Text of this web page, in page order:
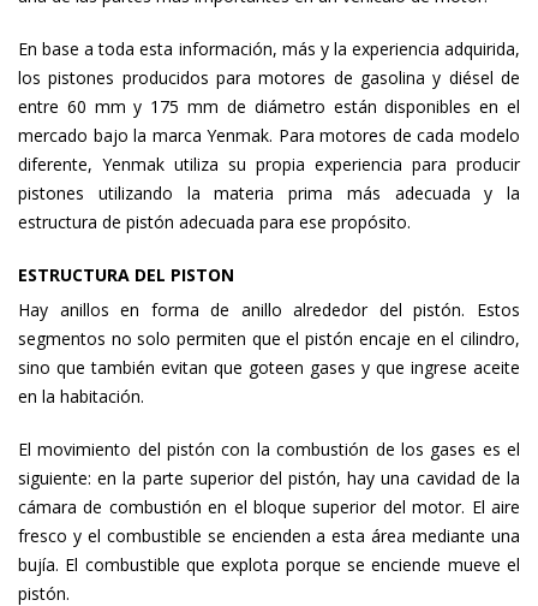
En base a toda esta información, más y la experiencia adquirida,
los pistones producidos para motores de gasolina y diésel de
entre 60 mm y 175 mm de diámetro están disponibles en el
mercado bajo la marca Yenmak. Para motores de cada modelo
diferente, Yenmak utiliza su propia experiencia para producir
pistones utilizando la materia prima más adecuada y la
estructura de pistón adecuada para ese propósito.
ESTRUCTURA DEL PISTON
Hay anillos en forma de anillo alrededor del pistón. Estos
segmentos no solo permiten que el pistón encaje en el cilindro,
sino que también evitan que goteen gases y que ingrese aceite
en la habitación.
El movimiento del pistón con la combustión de los gases es el
siguiente: en la parte superior del pistón, hay una cavidad de la
cámara de combustión en el bloque superior del motor. El aire
fresco y el combustible se encienden a esta área mediante una
bujía. El combustible que explota porque se enciende mueve el
pistón.